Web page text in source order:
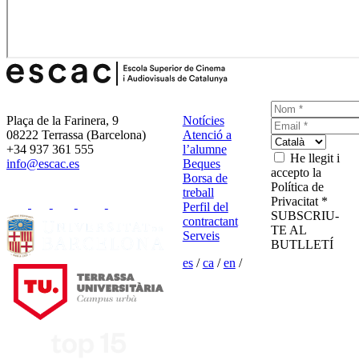
Plaça de la Farinera, 9
08222 Terrassa (Barcelona)
+34 937 361 555
info@escac.es
Notícies
Atenció a
l’alumne
Beques
Borsa de
treball
Perfil del
contractant
Serveis
es/ca /en /
He llegit i
accepto la
Política de
Privacitat *
SUBSCRIU-
TE AL
BUTLLETÍ